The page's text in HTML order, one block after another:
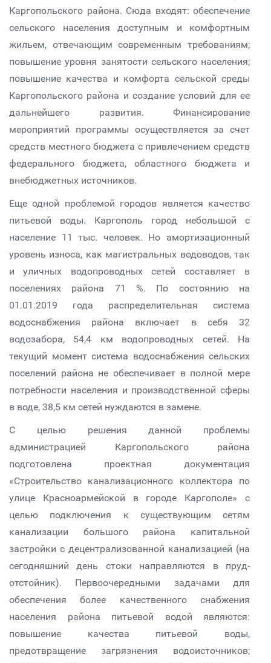
Каргопольского района. Сюда входят: обеспечение
сельского населения доступным и комфортным
жильем, отвечающим современным требованиям;
повышение уровня занятости сельского населения;
повышение качества и комфорта сельской среды
Каргопольского района и создание условий для ее
дальнейшего развития. Финансирование
мероприятий программы осуществляется за счет
средств местного бюджета с привлечением средств
федерального бюджета, областного бюджета и
внебюджетных источников.
Еще одной проблемой городов является качество
питьевой воды. Каргополь город небольшой с
население 11 тыс. человек. Но амортизационный
уровень износа, как магистральных водоводов, так
и уличных водопроводных сетей составляет в
поселениях района 71 %. По состоянию на
01.01.2019 года распределительная система
водоснабжения района включает в себя 32
водозабора, 54,4 км водопроводных сетей. На
текущий момент система водоснабжения сельских
поселений района не обеспечивает в полной мере
потребности населения и производственной сферы
в воде, 38,5 км сетей нуждаются в замене.
С целью решения данной проблемы
администрацией Каргопольского района
подготовлена проектная документация
«Строительство канализационного коллектора по
улице Красноармейской в городе Каргополе» с
целью подключения к существующим сетям
канализации большого района капитальной
застройки с децентрализованной канализацией (на
сегодняшний день стоки направляются в пруд-
отстойник). Первоочередными задачами для
обеспечения более качественного снабжения
населения района питьевой водой являются:
повышение качества питьевой воды,
предотвращение загрязнения водоисточников;